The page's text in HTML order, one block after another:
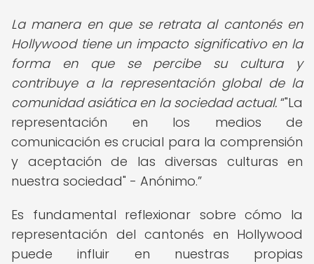
La manera en que se retrata al cantonés en
Hollywood tiene un impacto significativo en la
forma en que se percibe su cultura y
contribuye a la representación global de la
comunidad asiática en la sociedad actual. "La
representación en los medios de
comunicación es crucial para la comprensión
y aceptación de las diversas culturas en
nuestra sociedad" - Anónimo.
Es fundamental reflexionar sobre cómo la
representación del cantonés en Hollywood
puede influir en nuestras propias